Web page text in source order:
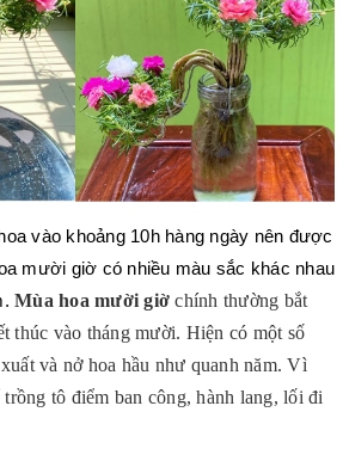
vào khoảng 10h hàng ngày nên được
mười giờ có nhiều màu sắc khác nhau
Mùa hoa mười giờ chính thường bắt
thúc vào tháng mười. Hiện có một số
và nở hoa hầu như quanh năm. Vì
tô điểm ban công, hành lang, lối đi